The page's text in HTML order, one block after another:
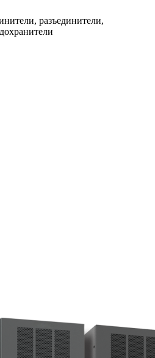
разъединители,